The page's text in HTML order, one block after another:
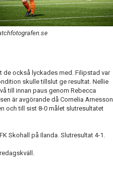
också lyckades med. Filipstad var
skulle tillslut ge resultat. Nellie
till innan paus genom Rebecca
är avgörande då Cornelia Arnesson
och till sist 8-0 målet slutresultatet
Skohall på Ilanda. Slutresultat 4-1.